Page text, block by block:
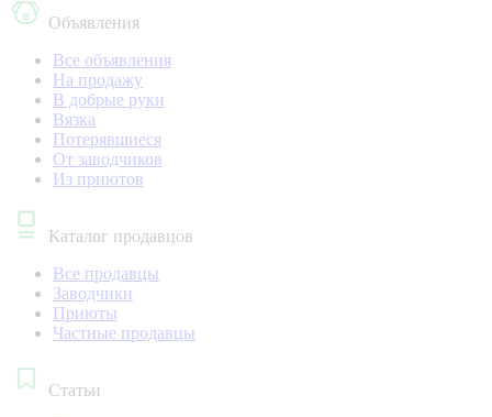
Объявления
Все объявления
На продажу
В добрые руки
Вязка
Потерявшиеся
От заводчиков
Из приютов
Каталог продавцов
Все продавцы
Заводчики
Приюты
Частные продавцы
Статьи